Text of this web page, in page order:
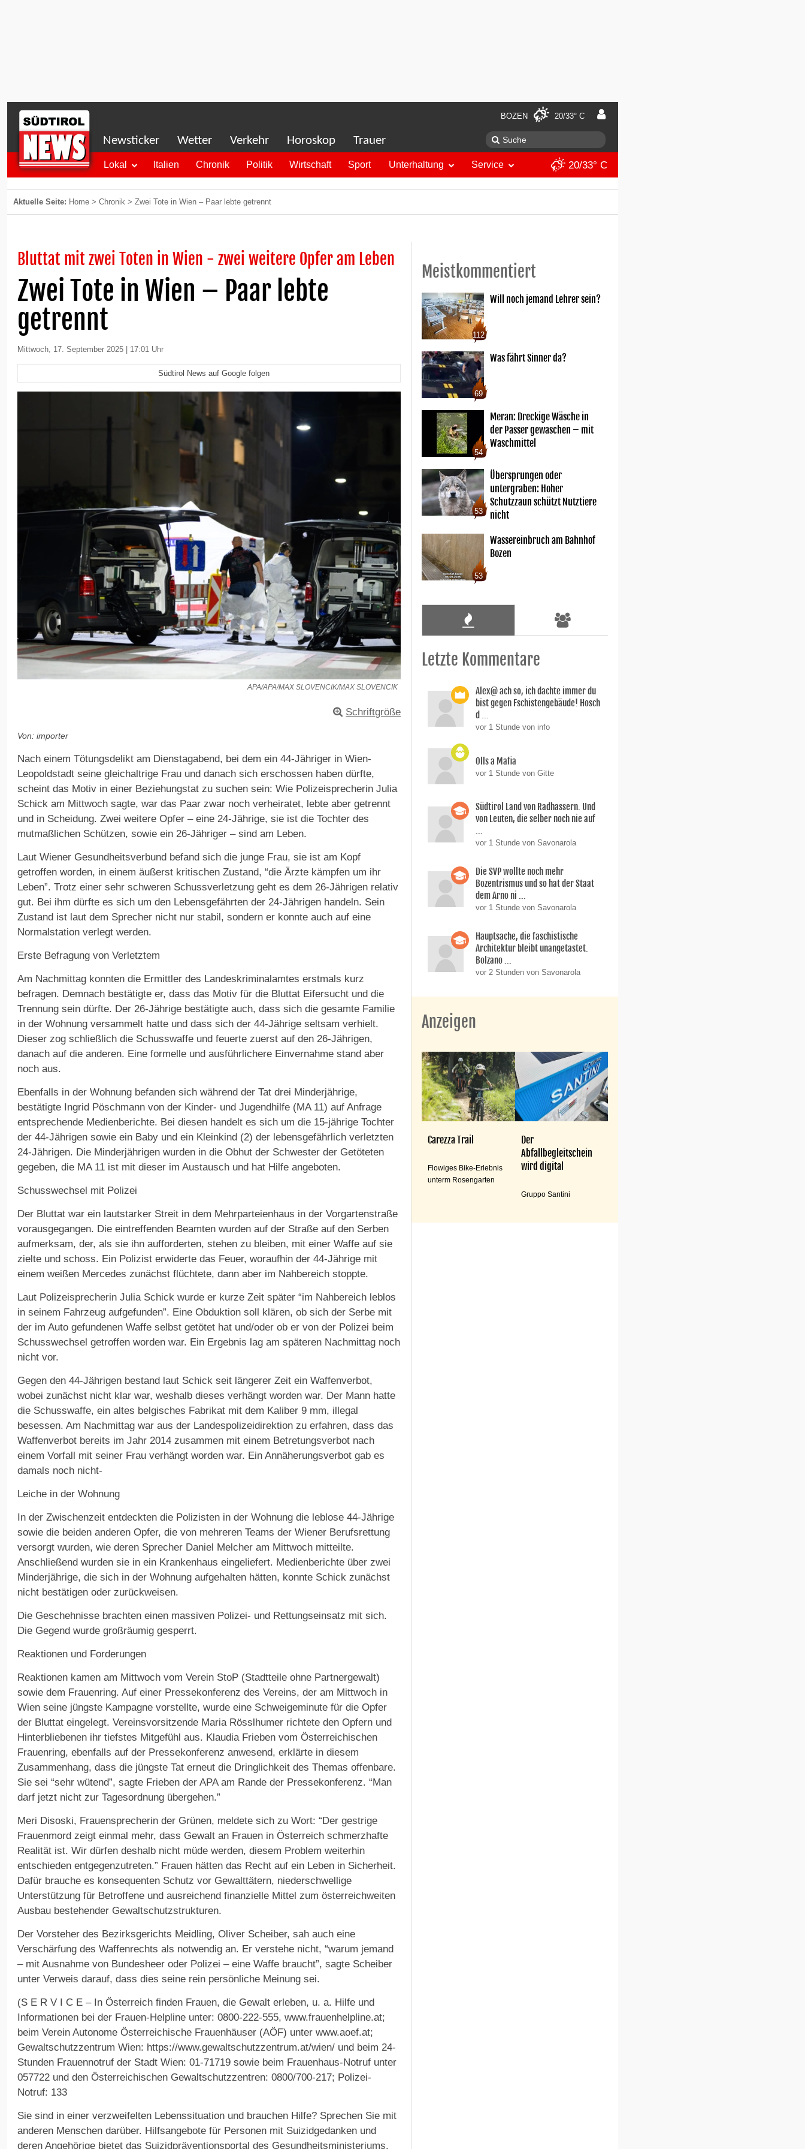
BOZEN 20/33° C
Newsticker Wetter Verkehr Horoskop Trauer
Lokal Italien Chronik Politik Wirtschaft Sport Unterhaltung Service 20/33° C
Aktuelle Seite: Home > Chronik > Zwei Tote in Wien – Paar lebte getrennt
Bluttat mit zwei Toten in Wien - zwei weitere Opfer am Leben
Zwei Tote in Wien – Paar lebte
getrennt
Mittwoch, 17. September 2025 | 17:01 Uhr
Südtirol News auf Google folgen
APA/APA/MAX SLOVENCIK/MAX SLOVENCIK
Schriftgröße
Von: importer
Nach einem Tötungsdelikt am Dienstagabend, bei dem ein 44-Jähriger in Wien-
Leopoldstadt seine gleichaltrige Frau und danach sich erschossen haben dürfte,
scheint das Motiv in einer Beziehungstat zu suchen sein: Wie Polizeisprecherin Julia
Schick am Mittwoch sagte, war das Paar zwar noch verheiratet, lebte aber getrennt
und in Scheidung. Zwei weitere Opfer – eine 24-Jährige, sie ist die Tochter des
mutmaßlichen Schützen, sowie ein 26-Jähriger – sind am Leben.
Laut Wiener Gesundheitsverbund befand sich die junge Frau, sie ist am Kopf
getroffen worden, in einem äußerst kritischen Zustand, “die Ärzte kämpfen um ihr
Leben”. Trotz einer sehr schweren Schussverletzung geht es dem 26-Jährigen relativ
gut. Bei ihm dürfte es sich um den Lebensgefährten der 24-Jährigen handeln. Sein
Zustand ist laut dem Sprecher nicht nur stabil, sondern er konnte auch auf eine
Normalstation verlegt werden.
Erste Befragung von Verletztem
Am Nachmittag konnten die Ermittler des Landeskriminalamtes erstmals kurz
befragen. Demnach bestätigte er, dass das Motiv für die Bluttat Eifersucht und die
Trennung sein dürfte. Der 26-Jährige bestätigte auch, dass sich die gesamte Familie
in der Wohnung versammelt hatte und dass sich der 44-Jährige seltsam verhielt.
Dieser zog schließlich die Schusswaffe und feuerte zuerst auf den 26-Jährigen,
danach auf die anderen. Eine formelle und ausführlichere Einvernahme stand aber
noch aus.
Ebenfalls in der Wohnung befanden sich während der Tat drei Minderjährige,
bestätigte Ingrid Pöschmann von der Kinder- und Jugendhilfe (MA 11) auf Anfrage
entsprechende Medienberichte. Bei diesen handelt es sich um die 15-jährige Tochter
der 44-Jährigen sowie ein Baby und ein Kleinkind (2) der lebensgefährlich verletzten
24-Jährigen. Die Minderjährigen wurden in die Obhut der Schwester der Getöteten
gegeben, die MA 11 ist mit dieser im Austausch und hat Hilfe angeboten.
Schusswechsel mit Polizei
Der Bluttat war ein lautstarker Streit in dem Mehrparteienhaus in der Vorgartenstraße
vorausgegangen. Die eintreffenden Beamten wurden auf der Straße auf den Serben
aufmerksam, der, als sie ihn aufforderten, stehen zu bleiben, mit einer Waffe auf sie
zielte und schoss. Ein Polizist erwiderte das Feuer, woraufhin der 44-Jährige mit
einem weißen Mercedes zunächst flüchtete, dann aber im Nahbereich stoppte.
Laut Polizeisprecherin Julia Schick wurde er kurze Zeit später “im Nahbereich leblos
in seinem Fahrzeug aufgefunden”. Eine Obduktion soll klären, ob sich der Serbe mit
der im Auto gefundenen Waffe selbst getötet hat und/oder ob er von der Polizei beim
Schusswechsel getroffen worden war. Ein Ergebnis lag am späteren Nachmittag noch
nicht vor.
Gegen den 44-Jährigen bestand laut Schick seit längerer Zeit ein Waffenverbot,
wobei zunächst nicht klar war, weshalb dieses verhängt worden war. Der Mann hatte
die Schusswaffe, ein altes belgisches Fabrikat mit dem Kaliber 9 mm, illegal
besessen. Am Nachmittag war aus der Landespolizeidirektion zu erfahren, dass das
Waffenverbot bereits im Jahr 2014 zusammen mit einem Betretungsverbot nach
einem Vorfall mit seiner Frau verhängt worden war. Ein Annäherungsverbot gab es
damals noch nicht-
Leiche in der Wohnung
In der Zwischenzeit entdeckten die Polizisten in der Wohnung die leblose 44-Jährige
sowie die beiden anderen Opfer, die von mehreren Teams der Wiener Berufsrettung
versorgt wurden, wie deren Sprecher Daniel Melcher am Mittwoch mitteilte.
Anschließend wurden sie in ein Krankenhaus eingeliefert. Medienberichte über zwei
Minderjährige, die sich in der Wohnung aufgehalten hätten, konnte Schick zunächst
nicht bestätigen oder zurückweisen.
Die Geschehnisse brachten einen massiven Polizei- und Rettungseinsatz mit sich.
Die Gegend wurde großräumig gesperrt.
Reaktionen und Forderungen
Reaktionen kamen am Mittwoch vom Verein StoP (Stadtteile ohne Partnergewalt)
sowie dem Frauenring. Auf einer Pressekonferenz des Vereins, der am Mittwoch in
Wien seine jüngste Kampagne vorstellte, wurde eine Schweigeminute für die Opfer
der Bluttat eingelegt. Vereinsvorsitzende Maria Rösslhumer richtete den Opfern und
Hinterbliebenen ihr tiefstes Mitgefühl aus. Klaudia Frieben vom Österreichischen
Frauenring, ebenfalls auf der Pressekonferenz anwesend, erklärte in diesem
Zusammenhang, dass die jüngste Tat erneut die Dringlichkeit des Themas offenbare.
Sie sei “sehr wütend”, sagte Frieben der APA am Rande der Pressekonferenz. “Man
darf jetzt nicht zur Tagesordnung übergehen.”
Meri Disoski, Frauensprecherin der Grünen, meldete sich zu Wort: “Der gestrige
Frauenmord zeigt einmal mehr, dass Gewalt an Frauen in Österreich schmerzhafte
Realität ist. Wir dürfen deshalb nicht müde werden, diesem Problem weiterhin
entschieden entgegenzutreten.” Frauen hätten das Recht auf ein Leben in Sicherheit.
Dafür brauche es konsequenten Schutz vor Gewalttätern, niederschwellige
Unterstützung für Betroffene und ausreichend finanzielle Mittel zum österreichweiten
Ausbau bestehender Gewaltschutzstrukturen.
Der Vorsteher des Bezirksgerichts Meidling, Oliver Scheiber, sah auch eine
Verschärfung des Waffenrechts als notwendig an. Er verstehe nicht, “warum jemand
– mit Ausnahme von Bundesheer oder Polizei – eine Waffe braucht”, sagte Scheiber
unter Verweis darauf, dass dies seine rein persönliche Meinung sei.
(S E R V I C E – In Österreich finden Frauen, die Gewalt erleben, u. a. Hilfe und
Informationen bei der Frauen-Helpline unter: 0800-222-555, www.frauenhelpline.at;
beim Verein Autonome Österreichische Frauenhäuser (AÖF) unter www.aoef.at;
Gewaltschutzzentrum Wien: https://www.gewaltschutzzentrum.at/wien/ und beim 24-
Stunden Frauennotruf der Stadt Wien: 01-71719 sowie beim Frauenhaus-Notruf unter
057722 und den Österreichischen Gewaltschutzzentren: 0800/700-217; Polizei-
Notruf: 133
Sie sind in einer verzweifelten Lebenssituation und brauchen Hilfe? Sprechen Sie mit
anderen Menschen darüber. Hilfsangebote für Personen mit Suizidgedanken und
deren Angehörige bietet das Suizidpräventionsportal des Gesundheitsministeriums.
Meistkommentiert
112
Will noch jemand Lehrer sein?
69
Was fährt Sinner da?
54
Meran: Dreckige Wäsche in
der Passer gewaschen – mit
Waschmittel
53
Übersprungen oder
untergraben: Hoher
Schutzzaun schützt Nutztiere
nicht
53
Wassereinbruch am Bahnhof
Bozen
Letzte Kommentare
Alex@ ach so, ich dachte immer du
bist gegen Fschistengebäude! Hosch
d ...
vor 1 Stunde von info
Olls a Mafia
vor 1 Stunde von Gitte
Südtirol Land von Radhassern. Und
von Leuten, die selber noch nie auf
...
vor 1 Stunde von Savonarola
Die SVP wollte noch mehr
Bozentrismus und so hat der Staat
dem Arno ni ...
vor 1 Stunde von Savonarola
Hauptsache, die faschistische
Architektur bleibt unangetastet.
Bolzano ...
vor 2 Stunden von Savonarola
Anzeigen
Carezza Trail
Flowiges Bike-Erlebnis
unterm Rosengarten
Der
Abfallbegleitschein
wird digital
Gruppo Santini